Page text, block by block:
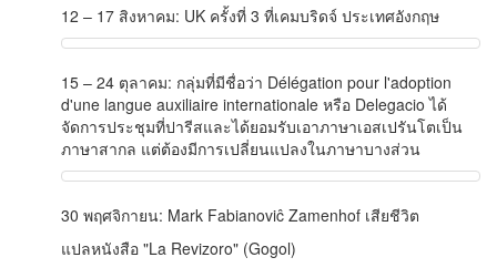
12 – 17 สิงหาคม: UK ครั้งที่ 3 ที่เคมบริดจ์ ประเทศอังกฤษ
15 – 24 ตุลาคม: กลุ่มที่มีชื่อว่า Délégation pour l'adoption
d'une langue auxiliaire internationale หรือ Delegacio ได้
จัดการประชุมที่ปารีสและได้ยอมรับเอาภาษาเอสเปรันโตเป็น
ภาษาสากล แต่ต้องมีการเปลี่ยนแปลงในภาษาบางส่วน
30 พฤศจิกายน: Mark Fabianoviĉ Zamenhof เสียชีวิต
แปลหนังสือ "La Revizoro" (Gogol)